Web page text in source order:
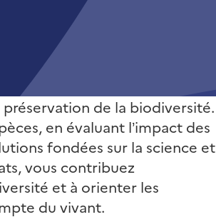
de la biodiversité.
en évaluant l’impact des
fondées sur la science et
vous contribuez
et à orienter les
du vivant.